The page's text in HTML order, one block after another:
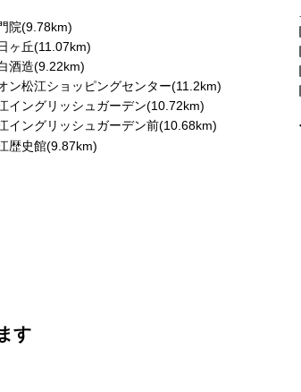
院(9.78km)
ヶ丘(11.07km)
酒造(9.22km)
ン松江ショッピングセンター(11.2km)
イングリッシュガーデン(10.72km)
イングリッシュガーデン前(10.68km)
歴史館(9.87km)
す